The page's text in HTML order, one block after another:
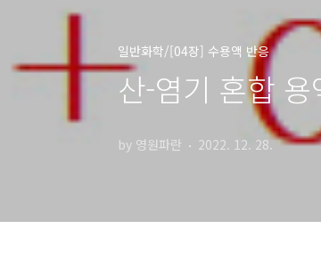
일반화학/[04장] 수용액 반응
산-염기 혼합
by 영원파란 2022. 12. 28.